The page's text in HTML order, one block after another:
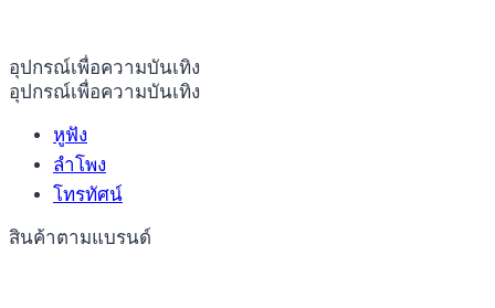
อุปกรณ์เพื่อความบันเทิง
อุปกรณ์เพื่อความบันเทิง
หูฟัง
ลำโพง
โทรทัศน์
สินค้าตามแบรนด์